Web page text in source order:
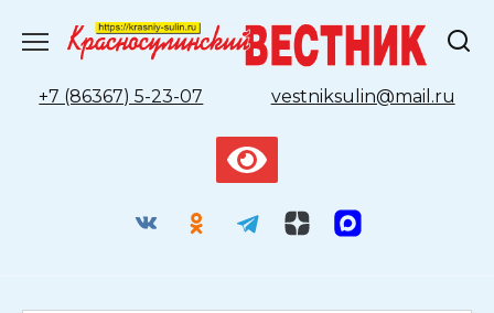
содержанию
+7 (86367) 5-23-07
vestniksulin@mail.ru